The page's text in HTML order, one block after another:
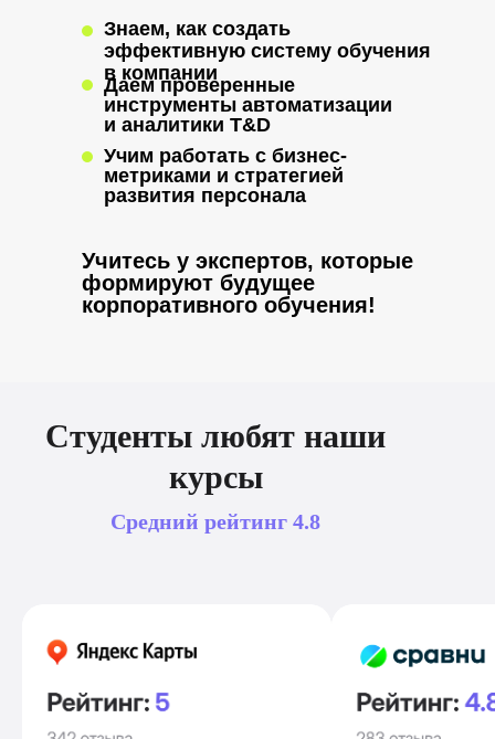
Учим работать с бизнес-
метриками и стратегией
развития персонала
Учитесь у экспертов, которые
формируют будущее
корпоративного обучения!
Даем проверенные
инструменты автоматизации
и аналитики T&D
Знаем, как создать
эффективную систему обучения
в компании
Студенты любят наши
курсы
Средний рейтинг 4.8